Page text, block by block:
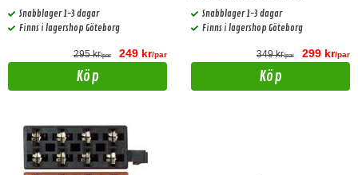
Snabblager 1-3 dagar
Finns i lagershop Göteborg
295 kr/par 249 kr/par
Köp
Snabblager 1-3 dagar
Finns i lagershop Göteborg
349 kr/par 299 kr/par
Köp